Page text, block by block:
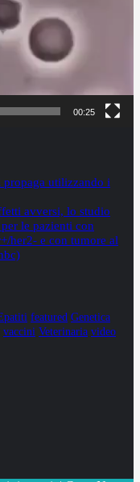
00:25
propaga utilizzando i
avversi, lo studio
le pazienti con
her2- e con tumore al
featured Genetica
vaccini Veterinaria video